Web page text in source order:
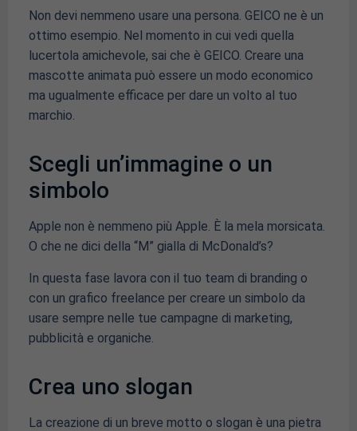
Non devi nemmeno usare una persona. GEICO ne è un
ottimo esempio. Nel momento in cui vedi quella
lucertola amichevole, sai che è GEICO. Creare una
mascotte animata può essere un modo economico
ma ugualmente efficace per dare un volto al tuo
marchio.
Scegli un’immagine o un
simbolo
Apple non è nemmeno più Apple. È la mela morsicata.
O che ne dici della “M” gialla di McDonald’s?
In questa fase lavora con il tuo team di branding o
con un grafico freelance per creare un simbolo da
usare sempre nelle tue campagne di marketing,
pubblicità e organiche.
Crea uno slogan
La creazione di un breve motto o slogan è una pietra